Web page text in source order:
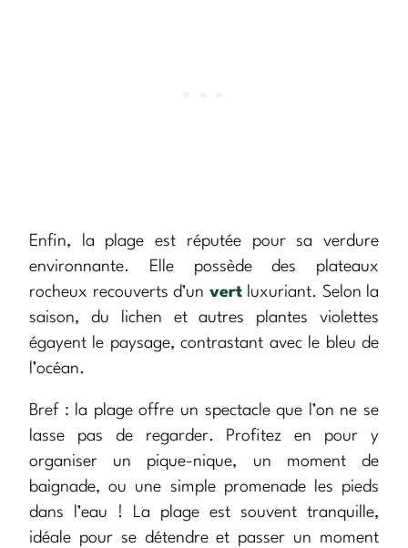
Enfin, la plage est réputée pour sa verdure
environnante. Elle possède des plateaux
rocheux recouverts d’un vertluxuriant. Selon la
saison, du lichen et autres plantes violettes
égayent le paysage, contrastant avec le bleu de
l’océan.
Bref : la plage offre un spectacle que l’on ne se
lasse pas de regarder. Profitez en pour y
organiser un pique-nique, un moment de
baignade, ou une simple promenade les pieds
dans l’eau ! La plage est souvent tranquille,
idéale pour se détendre et passer un moment